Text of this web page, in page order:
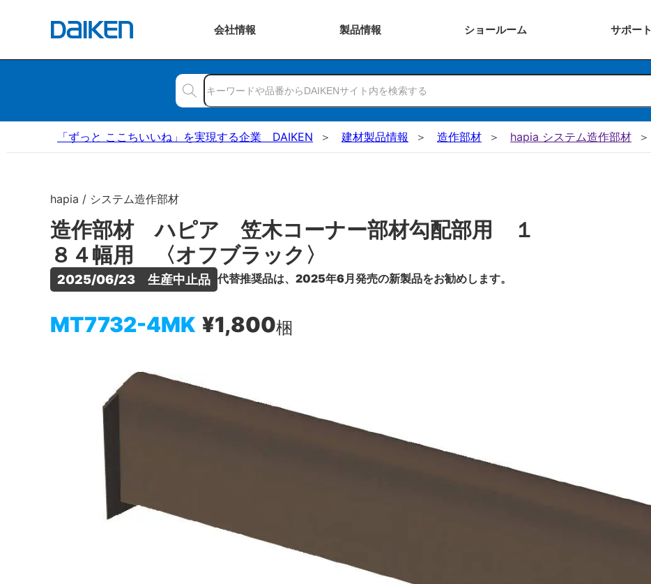
会社情報 製品情報 ショールーム サポート
「ずっと ここちいいね」を実現する企業 DAIKEN 建材製品情報 造作部材 hapia システム造作部材
hapia / システム造作部材
造作部材 ハピア 笠木コーナー部材勾配部用 １
８４幅用 〈オフブラック〉
2025/06/23　生産中止品 代替推奨品は、2025年6月発売の新製品をお勧めします。
MT7732-4MK ¥1,800梱